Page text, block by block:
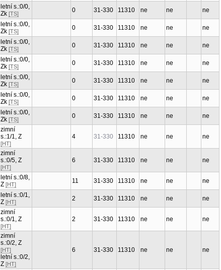
letní s.:0/0,
Zk [TS] 0 31-330 11310 ne ne ne
letní s.:0/0,
Zk [TS] 0 31-330 11310 ne ne ne
letní s.:0/0,
Zk [TS] 0 31-330 11310 ne ne ne
letní s.:0/0,
Zk [TS] 0 31-330 11310 ne ne ne
letní s.:0/0,
Zk [TS] 0 31-330 11310 ne ne ne
letní s.:0/0,
Zk [TS] 0 31-330 11310 ne ne ne
letní s.:0/0,
Zk [TS] 0 31-330 11310 ne ne ne
zimní
s.:1/1, Z
[HT]
4 31-330 11310 ne ne ne
zimní
s.:0/5, Z
[HT]
6 31-330 11310 ne ne ne
letní s.:0/8,
Z [HT] 11 31-330 11310 ne ne ne
letní s.:0/1,
Z [HT] 2 31-330 11310 ne ne ne
zimní
s.:0/1, Z
[HT]
2 31-330 11310 ne ne ne
zimní
s.:0/2, Z
[HT]
letní s.:0/2,
Z [HT]
6 31-330 11310 ne ne ne